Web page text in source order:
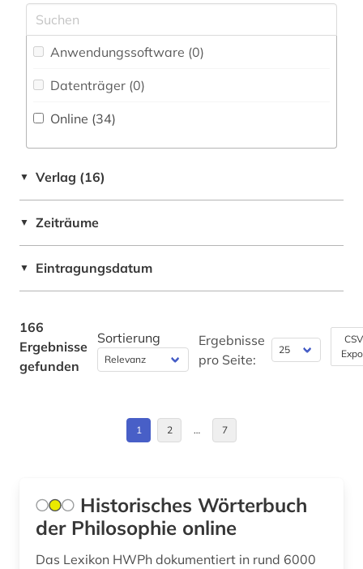
elektronische zeitschrift (2)
elektronisches buch (19)
ernst (3)
fachportal (1)
film (2)
fr (1)
Mittelamerika (1)
Oesterreich (2)
Anwendungssoftware (0)
Datenträger (0)
Online (34)
▼ Verlag (16)
▼ Zeiträume
▼ Eintragungsdatum
166
Ergebnisse
gefunden
Sortierung
Ergebnisse
pro Seite:
1 2 … 7
Historisches Wörterbuch
der Philosophie online
Das Lexikon HWPh dokumentiert in rund 6000